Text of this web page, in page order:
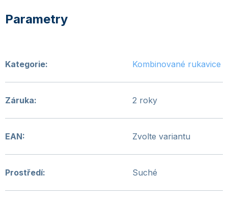
Kategorie: Kombinované rukavice
Záruka: 2 roky
EAN: Zvolte variantu
Prostředí: Suché